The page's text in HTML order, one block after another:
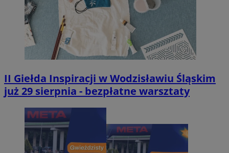
II Giełda Inspiracji w Wodzisławiu Śląskim
już 29 sierpnia - bezpłatne warsztaty